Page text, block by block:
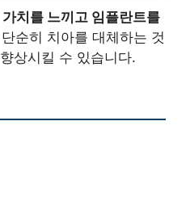
치를 느끼고 임플란트를
순히 치아를 대체하는 것
상시킬 수 있습니다.